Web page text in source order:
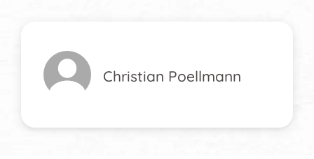
Christian Poellmann